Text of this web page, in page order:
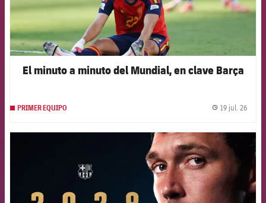
El minuto a minuto del Mundial, en clave Barça
PRIMER EQUIPO 19 jul. 26
FCB Barcelona badge